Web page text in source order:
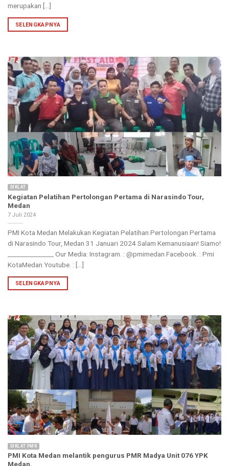
merupakan [...]
SELENGKAPNYA
DIKLAT
Kegiatan Pelatihan Pertolongan Pertama di Narasindo Tour,
Medan
7 Juli 2024
PMI Kota Medan Melakukan Kegiatan Pelatihan Pertolongan Pertama
di Narasindo Tour, Medan 31 Januari 2024 Salam Kemanusiaan! Siamo!
_______________ Our Media: Instagram. : @pmimedan Facebook. : Pmi
KotaMedan Youtube. : [...]
SELENGKAPNYA
DIKLAT PMR
PMI Kota Medan melantik pengurus PMR Madya Unit 076 YPK
Medan.